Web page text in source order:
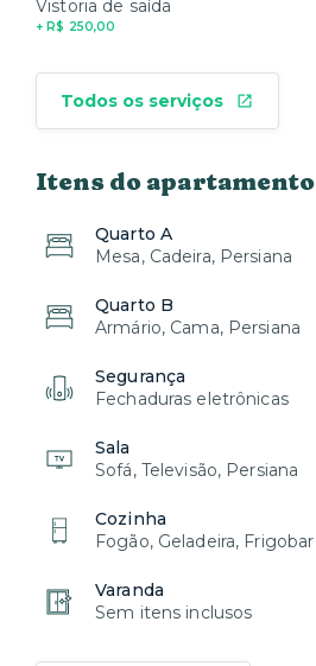
Vistoria de saída
+ R$ 250,00
Todos os serviços
Itens do apartamento
Quarto A
Mesa, Cadeira, Persiana
Quarto B
Armário, Cama, Persiana
Segurança
Fechaduras eletrônicas
Sala
Sofá, Televisão, Persiana
Cozinha
Fogão, Geladeira, Frigobar
Varanda
Sem itens inclusos